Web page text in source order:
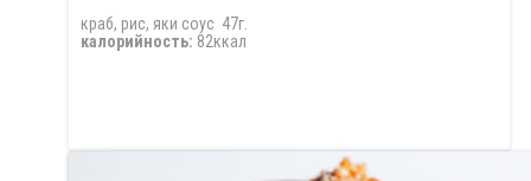
краб, рис, яки соус 47г.
калорийность: 82ккал